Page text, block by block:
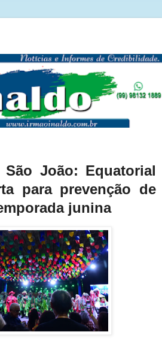
João: Equatorial
para prevenção de
junina